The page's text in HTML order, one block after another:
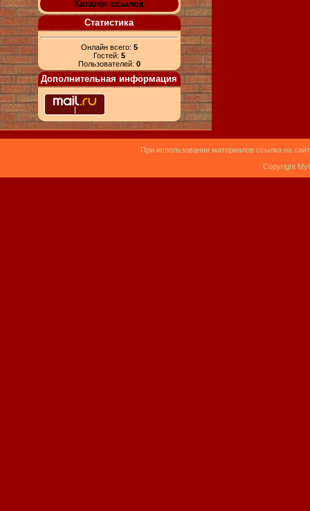
Каталог ссылок
Статистика
Онлайн всего: 5
Гостей: 5
Пользователей: 0
Дополнительная информация
При использовании материалов ссылка на
Copyright